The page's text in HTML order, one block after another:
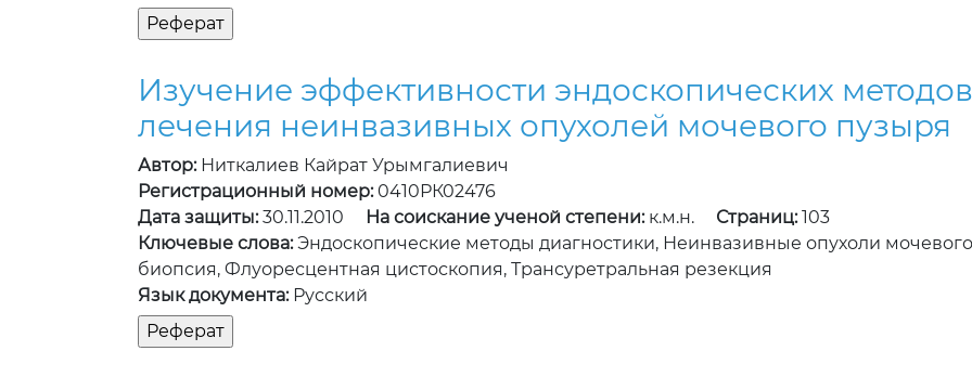
Изучение эффективности эндоскопических
лечения неинвазивных опухолей мочевого пузыря
Автор:Ниткалиев Кайрат Урымгалиевич
Регистрационный номер:0410РК02476
Дата защиты:30.11.2010 На соискание ученой степени:к.м.н. Страниц:103
Ключевые слова:Эндоскопические методы диагностики, Неинвазивные опухоли
биопсия, Флуоресцентная цистоскопия, Трансуретральная резекция
Язык документа:Русский